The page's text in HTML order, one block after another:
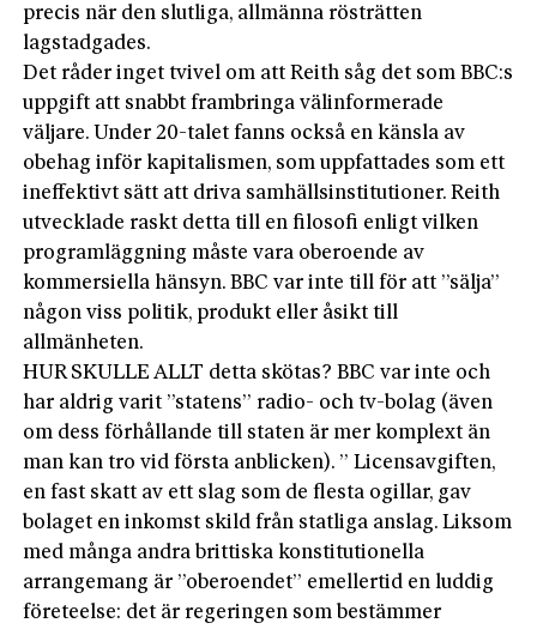
precis när den slutliga, allmänna rösträtten
lagstadgades.
Det råder inget tvivel om att Reith såg det som BBC:s
uppgift att snabbt frambringa välinformerade
väljare. Under 20-talet fanns också en känsla av
obehag inför kapitalismen, som uppfattades som ett
ineffektivt sätt att driva samhällsinstitutioner. Reith
utvecklade raskt detta till en filosofi enligt vilken
programläggning måste vara oberoende av
kommersiella hänsyn. BBC var inte till för att ”sälja”
någon viss politik, produkt eller åsikt till
allmänheten.
HUR SKULLE ALLT detta skötas? BBC var inte och
har aldrig varit ”statens” radio- och tv-bolag (även
om dess förhållande till staten är mer komplext än
man kan tro vid första anblicken). ” Licensavgiften,
en fast skatt av ett slag som de flesta ogillar, gav
bolaget en inkomst skild från statliga anslag. Liksom
med många andra brittiska konstitutionella
arrangemang är ”oberoendet” emellertid en luddig
företeelse: det är regeringen som bestämmer